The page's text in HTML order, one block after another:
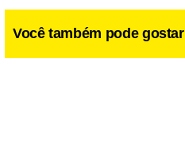
Você também pode gostar